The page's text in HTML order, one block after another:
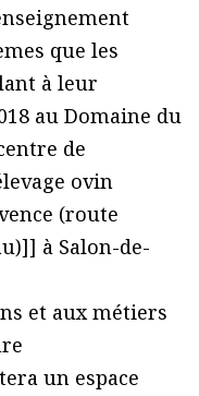
que les
à leur
au Domaine du
de
ovin
(route
à Salon-de-
et aux métiers
un espace